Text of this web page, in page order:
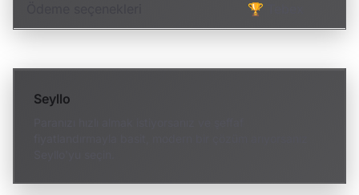
🏆 Tebex
Seyllo